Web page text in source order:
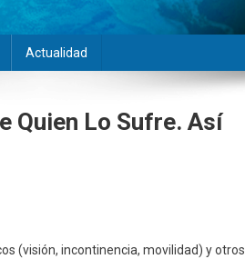
Actualidad
Quien Lo Sufre. Así
(visión, incontinencia, movilidad) y otros